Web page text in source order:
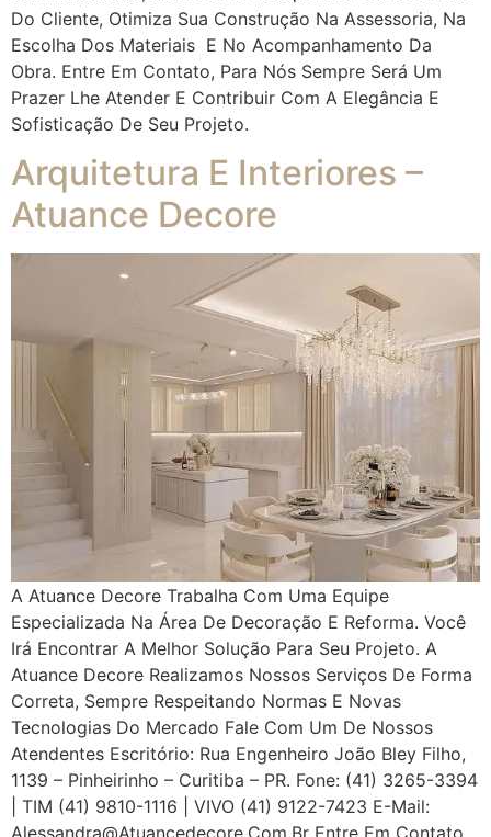
Do Cliente, Otimiza Sua Construção Na Assessoria, Na
Escolha Dos Materiais E No Acompanhamento Da
Obra. Entre Em Contato, Para Nós Sempre Será Um
Prazer Lhe Atender E Contribuir Com A Elegância E
Sofisticação De Seu Projeto.
Arquitetura E Interiores –
Atuance Decore
A Atuance Decore Trabalha Com Uma Equipe
Especializada Na Área De Decoração E Reforma. Você
Irá Encontrar A Melhor Solução Para Seu Projeto. A
Atuance Decore Realizamos Nossos Serviços De Forma
Correta, Sempre Respeitando Normas E Novas
Tecnologias Do Mercado Fale Com Um De Nossos
Atendentes Escritório: Rua Engenheiro João Bley Filho,
1139 – Pinheirinho – Curitiba – PR. Fone: (41) 3265-3394
| TIM (41) 9810-1116 | VIVO (41) 9122-7423 E-Mail: